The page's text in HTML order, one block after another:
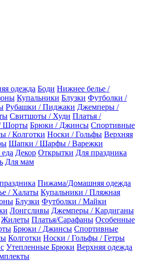
одежда Боди Нижнее белье /
Купальники Блузки Футболки /
Рубашки / Пиджаки Джемперы /
Свитшоты / Худи Платья /
Шорты Брюки / Джинсы Спортивные
/ Колготки Носки / Гольфы Верхняя
Шапки / Шарфы / Варежки
Декор Открытки Для праздника
Для мам
Пижама/Домашняя одежда
/ Халаты Купальники / Пляжная
Блузки Футболки / Майки
Лонгсливы Джемперы / Кардиганы
Жилеты Платья/Сарафаны Особенные
Брюки / Джинсы Спортивные
Колготки Носки / Гольфы / Гетры
Утепленные Брюки Верхняя одежда